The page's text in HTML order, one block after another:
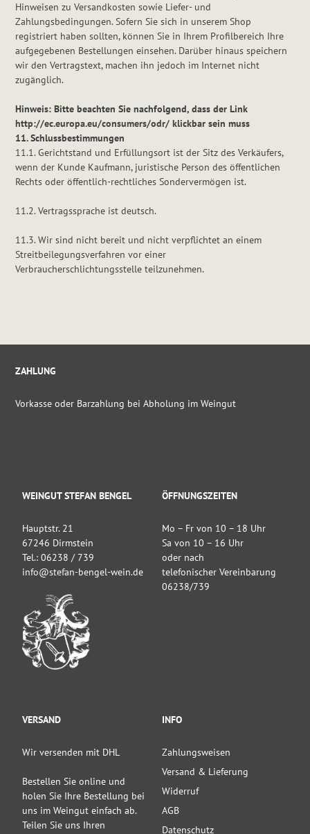
Hinweisen zu Versandkosten sowie Liefer- und
Zahlungsbedingungen. Sofern Sie sich in unserem Shop
registriert haben sollten, können Sie in Ihrem Profilbereich Ihre
aufgegebenen Bestellungen einsehen. Darüber hinaus speichern
wir den Vertragstext, machen ihn jedoch im Internet nicht
zugänglich.
Hinweis: Bitte beachten Sie nachfolgend, dass der Link
http://ec.europa.eu/consumers/odr/ klickbar sein muss
11. Schlussbestimmungen
11.1. Gerichtstand und Erfüllungsort ist der Sitz des Verkäufers,
wenn der Kunde Kaufmann, juristische Person des öffentlichen
Rechts oder öffentlich-rechtliches Sondervermögen ist.
11.2. Vertragssprache ist deutsch.
11.3. Wir sind nicht bereit und nicht verpflichtet an einem
Streitbeilegungsverfahren vor einer
Verbraucherschlichtungsstelle teilzunehmen.
ZAHLUNG
Vorkasse oder Barzahlung bei Abholung im Weingut
WEINGUT STEFAN BENGEL
Hauptstr. 21
67246 Dirmstein
Tel.: 06238 / 739
info@stefan-bengel-wein.de
ÖFFNUNGSZEITEN
Mo – Fr von 10 – 18 Uhr
Sa von 10 – 16 Uhr
oder nach
telefonischer Vereinbarung
06238/739
VERSAND
Wir versenden mit DHL
Bestellen Sie online und
holen Sie Ihre Bestellung bei
uns im Weingut einfach ab.
Teilen Sie uns Ihren
INFO
Zahlungsweisen
Versand & Lieferung
Widerruf
AGB
Datenschutz